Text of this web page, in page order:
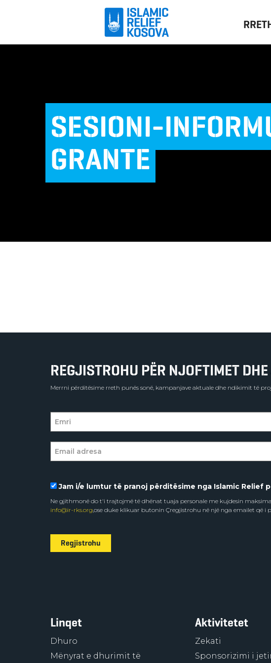
SESIONI-
GRANTE
REGJISTROHU PËR NJOFTIMET
Merrni përditësime rreth punës sonë, kampanjave aktuale dhe ndikimit të
Jam i/e lumtur të pranoj përditësime nga Islamic
Ne gjithmonë do t'i trajtojmë të dhënat tuaja personale me kujdesin
info@ir-rks.org,ose duke klikuar butonin Çregjistrohu në një nga emailet që i
Regjistrohu
Linqet
Dhuro
Mënyrat e dhurimit të
Aktivitetet
Zekati
Sponsorizimi i